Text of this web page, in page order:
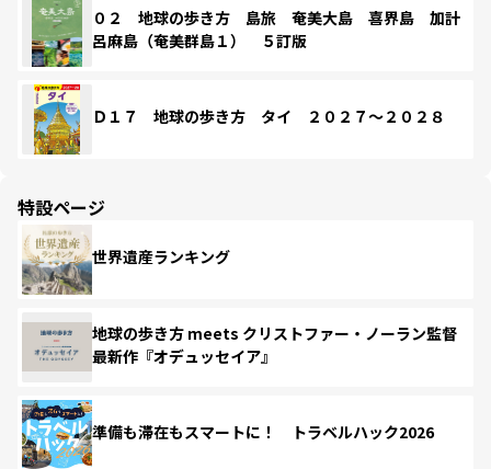
０２ 地球の歩き方 島旅 奄美大島 喜界島 加計
呂麻島（奄美群島１） ５訂版
Ｄ１７ 地球の歩き方 タイ ２０２７～２０２８
特設ページ
世界遺産ランキング
地球の歩き方 meets クリストファー・ノーラン監督
最新作『オデュッセイア』
準備も滞在もスマートに！ トラベルハック2026